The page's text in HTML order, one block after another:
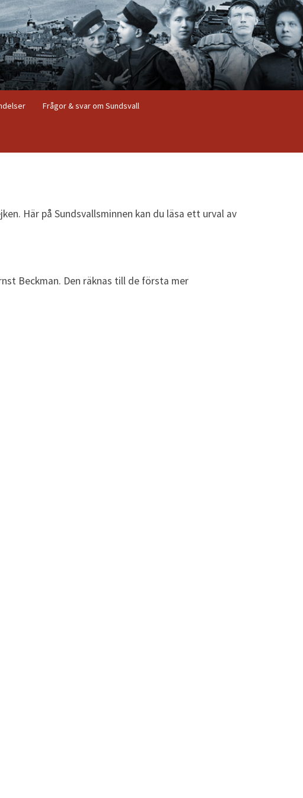
Frågor & svar om Sundsvall
Här på Sundsvallsminnen kan du läsa ett urval av
Beckman. Den räknas till de första mer